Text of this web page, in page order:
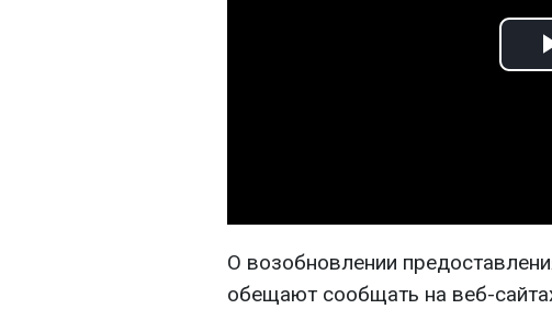
О возобновлении
обещают сообщать на веб-